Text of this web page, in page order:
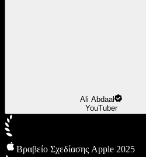
Ali Abdaal
YouTuber
Βραβείο Σχεδίασης Apple 2025